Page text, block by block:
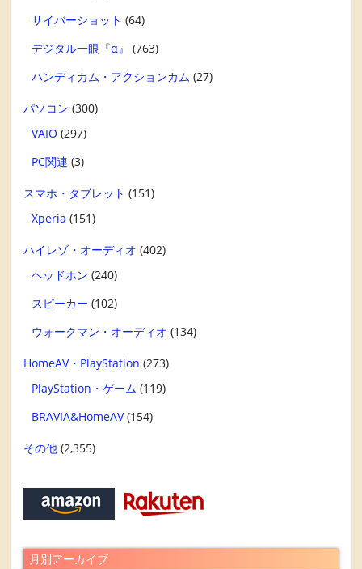
サイバーショット (64)
デジタル一眼『α』
(763)
ハンディカム・アクションカム (27)
パソコン (300)
VAIO (297)
PC関連 (3)
スマホ・タブレット (151)
Xperia (151)
ハイレゾ・オーディオ (402)
ヘッドホン (240)
スピーカー (102)
ウォークマン・オーディオ (134)
HomeAV・PlayStation (273)
PlayStation・ゲーム (119)
BRAVIA&HomeAV(154)
その他 (2,355)
月別アーカイブ